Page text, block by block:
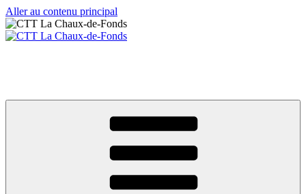
Aller au contenu principal